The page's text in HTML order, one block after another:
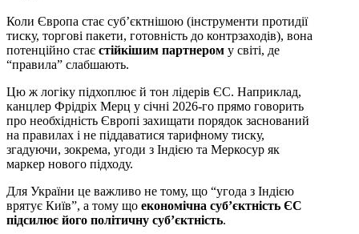
Коли Європа стає суб’єктнішою (інструменти протидії
тиску, торгові пакети, готовність до контрзаходів), вона
потенційно стає стійкішим партнером у світі, де
“правила” слабшають.
Цю ж логіку підхоплює й тон лідерів ЄС. Наприклад,
канцлер Фрідріх Мерц у січні 2026-го прямо говорить
про необхідність Європі захищати порядок заснований
на правилах і не піддаватися тарифному тиску,
згадуючи, зокрема, угоди з Індією та Меркосур як
маркер нового підходу.
Для України це важливо не тому, що “угода з Індією
врятує Київ”, а тому що економічна суб’єктність ЄС
підсилює його політичну суб’єктність.